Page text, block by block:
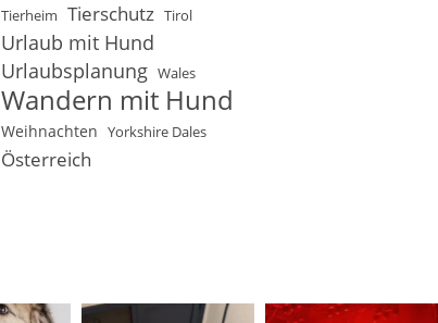
Tierheim Tierschutz Tirol
Urlaub mit Hund
Urlaubsplanung Wales
Wandern mit Hund
Weihnachten Yorkshire Dales
Österreich